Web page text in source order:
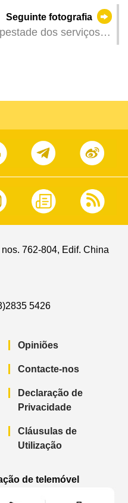
«Paixão de Xi
e
Económico de Xi
Seguinte fotografia
dos serviços
762-804, Edif. China
5426
Opiniões
Contacte-nos
Declaração de
Privacidade
Cláusulas de
Utilização
de telemóvel